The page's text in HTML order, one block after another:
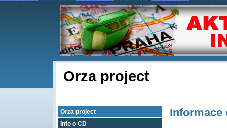
Orza project
Informace
Orza project
Info o CD